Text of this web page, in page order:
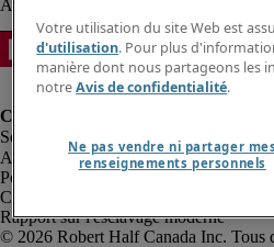
Alerte à la fraude
Politique de confidentialité
Conditions d’utilisation
Rapport sur l'esclavage moderne
Robert Half Canada Inc. Tous
Votre utilisation du site Web est
d'utilisation. Pour plus
manière dont nous partageons les
notreAvis de confidentialité.
Ne pas vendre ni partager mes
renseignements personnels